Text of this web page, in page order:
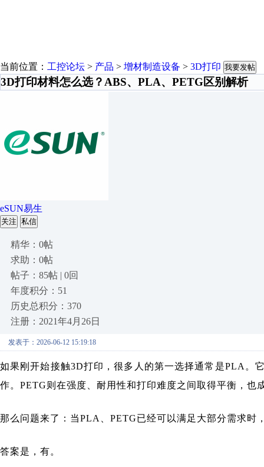
当前位置： 工控论坛 > 产品 > 增材制造设备 > 3D打印 我要发帖
3D打印材料怎么选？ABS、PLA、PETG区别解析
eSUN易生
关注 私信
精华：0帖
求助：0帖
帖子：85帖 | 0回
年度积分：51
历史总积分：370
注册：2021年4月26日
发表于：2026-06-12 15:19:18
如果刚开始接触3D打印，很多人的第一选择通常是PLA。
作。PETG则在强度、耐用性和打印难度之间取得平衡，也
那么问题来了：当PLA、PETG已经可以满足大部分需求时
答案是，有。